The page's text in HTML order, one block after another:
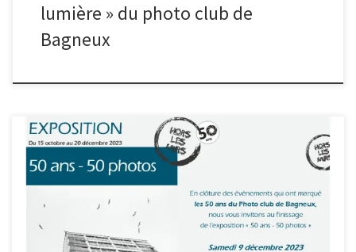
lumière » du photo club de
Bagneux
Pour clôturer l’année anniversaire des 50 ans club, le Photo Club
de Bagneux vous invite au finissage de l’exposition « Hors Les
Murs ». Jusqu’au 20 décembre, 50 photos sont accrochées sur les
grilles du Parc Richelieu, côté avenue Gabriel Péri à Bagneux.
Venez admirer leurs œuvres, quelle que soit l’heure du jour ou de